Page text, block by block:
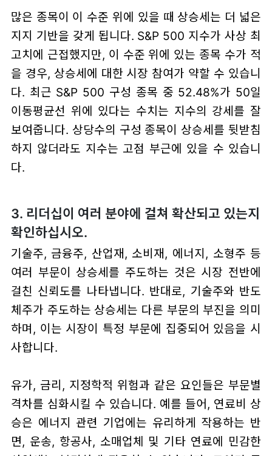
많은 종목이 이 수준 위에 있을 때 상승세는 더 넓은
지지 기반을 갖게 됩니다. S&P 500 지수가 사상 최
고치에 근접했지만, 이 수준 위에 있는 종목 수가 적
을 경우, 상승세에 대한 시장 참여가 약할 수 있습니
다. 최근 S&P 500 구성 종목 중 52.48%가 50일
이동평균선 위에 있다는 수치는 지수의 강세를 잘
보여줍니다. 상당수의 구성 종목이 상승세를 뒷받침
하지 않더라도 지수는 고점 부근에 있을 수 있습니
다.
3. 리더십이 여러 분야에 걸쳐 확산되고 있는지
확인하십시오.
기술주, 금융주, 산업재, 소비재, 에너지, 소형주 등
여러 부문이 상승세를 주도하는 것은 시장 전반에
걸친 신뢰도를 나타냅니다. 반대로, 기술주와 반도
체주가 주도하는 상승세는 다른 부문의 부진을 의미
하며, 이는 시장이 특정 부문에 집중되어 있음을 시
사합니다.
유가, 금리, 지정학적 위험과 같은 요인들은 부문별
격차를 심화시킬 수 있습니다. 예를 들어, 연료비 상
승은 에너지 관련 기업에는 유리하게 작용하는 반
면, 운송, 항공사, 소매업체 및 기타 연료에 민감한